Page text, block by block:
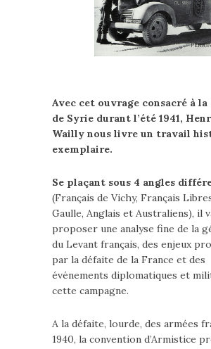
Avec cet ouvrage consacré à la
de Syrie durant l’été 1941,
Wailly nous livre un travail
exemplaire.
Se plaçant sous 4 angles
(Français de Vichy, Français
Gaulle, Anglais et Australiens), il
proposer une analyse fine de la
du Levant français, des enjeux
par la défaite de la France et des
événements diplomatiques et
cette campagne.
A la défaite, lourde, des armées
1940, la convention d’Armistice